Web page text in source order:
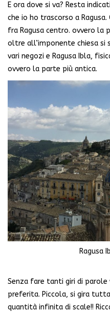
E ora dove si va? Resta
che io ho trascorso a
fra Ragusa centro. ovvero la
oltre all’imponente chiesa si
vari negozi e Ragusa Ibla,
ovvero la parte più antica.
Ragusa
Senza fare tanti giri di parole
preferita. Piccola, si gira
quantità infinita di scale!!